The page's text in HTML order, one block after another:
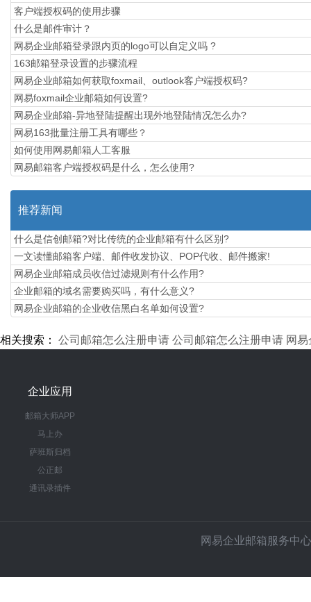
​客户端授权码的使用步骤
什么是邮件审计？
网易企业邮箱登录跟内页的logo可以自定义吗 ?
163邮箱登录设置的步骤流程
网易企业邮箱如何获取foxmail、outlook客户端授权码?
网易foxmail企业邮箱如何设置?
网易企业邮箱-异地登陆提醒出现外地登陆情况怎么办?
网易163批量注册工具有哪些？
如何使用网易邮箱人工客服
网易邮箱客户端授权码是什么，怎么使用?
推荐新闻
什么是信创邮箱?对比传统的企业邮箱有什么区别?
一文读懂邮箱客户端、邮件收发协议、POP代收、邮件搬家!
网易企业邮箱成员收信过滤规则有什么作用?
企业邮箱的域名需要购买吗，有什么意义?
网易企业邮箱的企业收信黑白名单如何设置?
相关搜索： 公司邮箱怎么注册申请 公司邮箱怎么注册申请 网
企业应用
邮箱大师APP
马上办
萨班斯归档
公正邮
通讯录插件
网易企业邮箱服务